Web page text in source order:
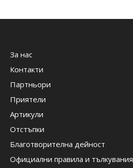
За нас
Контакти
Партньори
Приятели
Артикули
Отстъпки
Благотворителна дейност
Официални правила и тълкувания